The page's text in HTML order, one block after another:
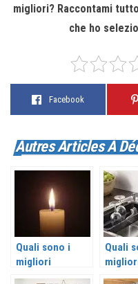
migliori? Raccontami
che ho
Facebook
Autres Articles À
Quali sono i
migliori
accessori per
Quali